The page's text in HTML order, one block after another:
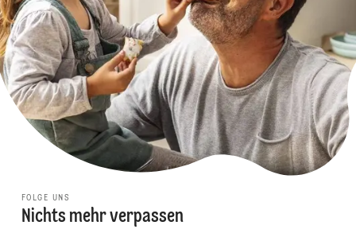
FOLGE UNS
Nichts mehr verpassen